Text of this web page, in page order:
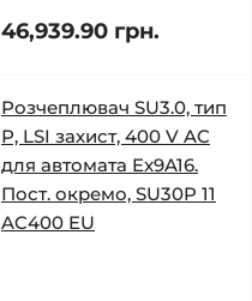
46,939.90 грн.
Розчеплювач SU3.0, тип
Р, LSI захист, 400 V AC
для автомата Ex9A16.
Пост. окремо, SU30P 11
AC400 EU